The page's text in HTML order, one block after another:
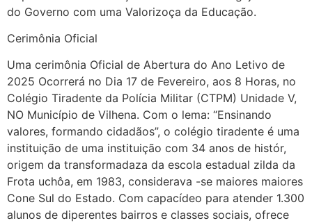
do Governo com uma Valorizoça da Educação.
Cerimônia Oficial
Uma cerimônia Oficial de Abertura do Ano Letivo de
2025 Ocorrerá no Dia 17 de Fevereiro, aos 8 Horas, no
Colégio Tiradente da Polícia Militar (CTPM) Unidade V,
NO Município de Vilhena. Com o lema: “Ensinando
valores, formando cidadãos”, o colégio tiradente é uma
instituição de uma instituição com 34 anos de histór,
origem da transformadaza da escola estadual zilda da
Frota uchôa, em 1983, considerava -se maiores maiores
Cone Sul do Estado. Com capacídeo para atender 1.300
alunos de diperentes bairros e classes sociais, ofrece